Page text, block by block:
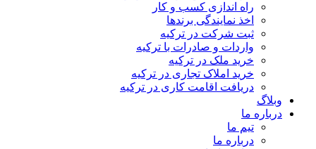
راه اندازی کسب و کار
اخذ نمایندگی برندها
ثبت شرکت در ترکیه
واردات و صادرات با ترکیه
خرید ملک در ترکیه
خرید املاک تجاری در ترکیه
دریافت اقامت کاری در ترکیه
وبلاگ
درباره ما
تیم ما
درباره ما